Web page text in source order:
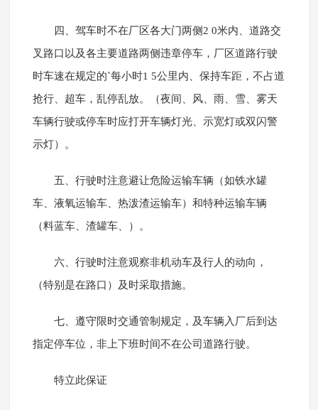
四、驾车时不在厂区各大门两侧2 0米内、道路交
叉路口以及各主要道路两侧违章停车，厂区道路行驶
时车速在规定的`每小时1 5公里内、保持车距，不占道
抢行、超车，乱停乱放。（夜间、风、雨、雪、雾天
车辆行驶或停车时应打开车辆灯光、示宽灯或双闪警
示灯）。
五、行驶时注意避让危险运输车辆（如铁水罐
车、液氧运输车、热泼渣运输车）和特种运输车辆
（料蓝车、渣罐车、）。
六、行驶时注意观察非机动车及行人的动向，
（特别是在路口）及时采取措施。
七、遵守限时交通管制规定，及车辆入厂后到达
指定停车位，非上下班时间不在公司道路行驶。
特立此保证